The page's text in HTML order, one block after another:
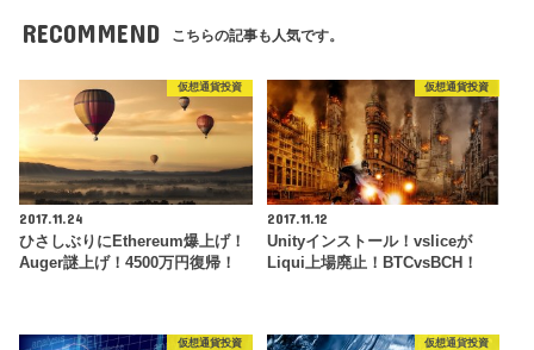
RECOMMEND こちらの記事も人気です。
仮想通貨投資
2017.11.24
ひさしぶりにEthereum爆上げ！
Auger謎上げ！4500万円復帰！
仮想通貨投資
2017.11.12
Unityインストール！vsliceが
Liqui上場廃止！BTCvsBCH！
仮想通貨投資 仮想通貨投資